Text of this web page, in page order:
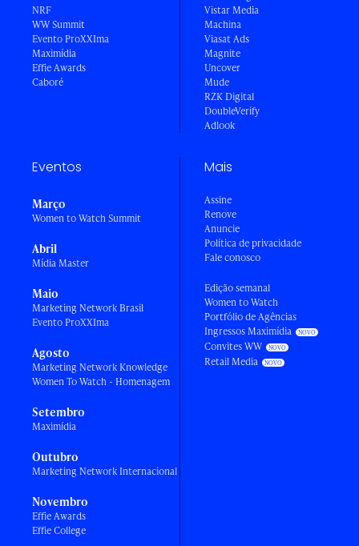
NRF
WW Summit
Evento ProXXIma
Maximídia
Effie Awards
Caboré
Vistar Media
Machina
Viasat Ads
Magnite
Uncover
Mude
RZK Digital
DoubleVerify
Adlook
Eventos
Março
Women to Watch Summit
Abril
Mídia Master
Maio
Marketing Network Brasil
Evento ProXXIma
Agosto
Marketing Network Knowledge
Women To Watch - Homenagem
Setembro
Maximídia
Outubro
Marketing Network Internacional
Novembro
Effie Awards
Effie College
Mais
Assine
Renove
Anuncie
Política de privacidade
Fale conosco
Edição semanal
Women to Watch
Portfólio de Agências
Ingressos Maximídia
Convites WW
Retail Media